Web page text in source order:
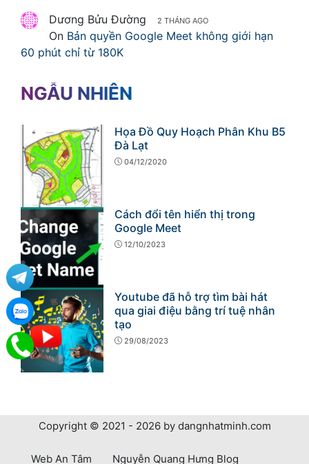
Dương Bửu Đường
2 THÁNG AGO
On Bản quyền Google Meet không giới hạn
60 phút chỉ từ 180K
NGẪU NHIÊN
Họa Đồ Quy Hoạch Phân Khu B5
Đà Lạt
04/12/2020
Cách đổi tên hiển thị trong
Google Meet
12/10/2023
Youtube đã hỗ trợ tìm bài hát
qua giai điệu bằng trí tuệ nhân
tạo
29/08/2023
Copyright © 2021 - 2026 by dangnhatminh.com
Web An Tâm Nguyễn Quang Hưng Blog